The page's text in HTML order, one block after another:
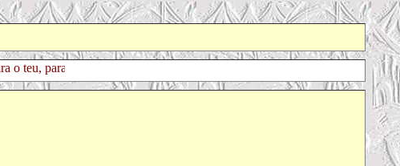
teu, para que possa incluí-lo aqui também.